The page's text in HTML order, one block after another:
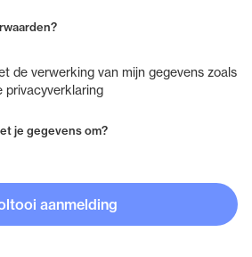
de verwerking van mijn gegevens zoals
privacyverklaring
je gegevens om?
aanmelding